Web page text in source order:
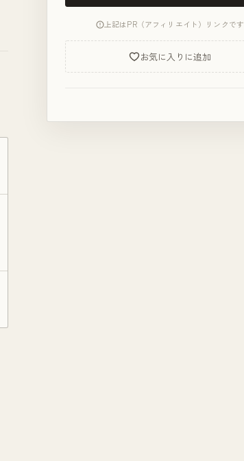
上記はPR（アフィリエイト）リンクです
お気に入りに追加